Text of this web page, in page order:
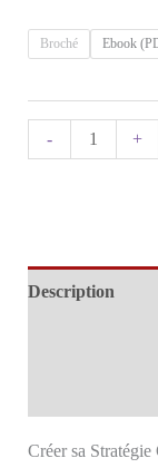
Broché Ebook
-
Stratégie
Commerciale
–
+
Description
Créer sa